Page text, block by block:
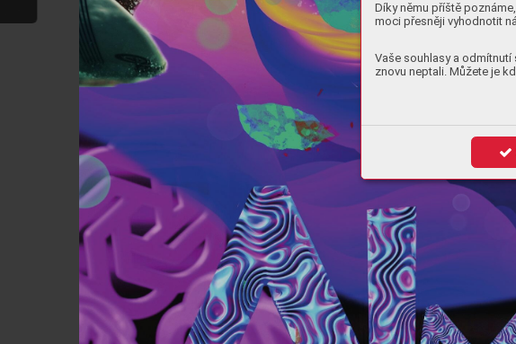
Díky němu příště
moci přesněji vyhodnotit
Vaše souhlasy a
znovu neptali. Můžete je